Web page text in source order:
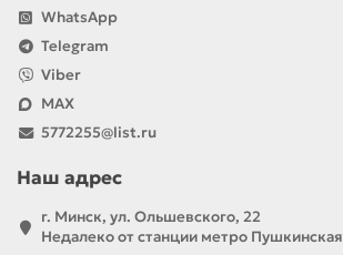
WhatsApp
Telegram
Viber
MAX
5772255@list.ru
Наш адрес
г. Минск, ул. Ольшевского, 22
Недалеко от станции метро Пушкинская